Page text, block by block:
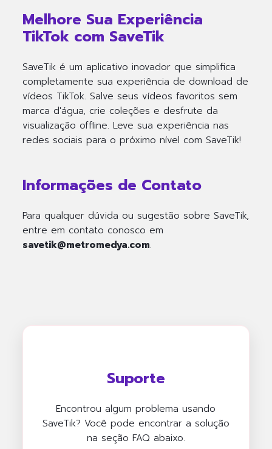
Melhore Sua Experiência
TikTok com SaveTik
SaveTik é um aplicativo inovador que simplifica
completamente sua experiência de download de
vídeos TikTok. Salve seus vídeos favoritos sem
marca d'água, crie coleções e desfrute da
visualização offline. Leve sua experiência nas
redes sociais para o próximo nível com SaveTik!
Informações de Contato
Para qualquer dúvida ou sugestão sobre SaveTik,
entre em contato conosco em
savetik@metromedya.com.
Suporte
Encontrou algum problema usando
SaveTik? Você pode encontrar a solução
na seção FAQ abaixo.